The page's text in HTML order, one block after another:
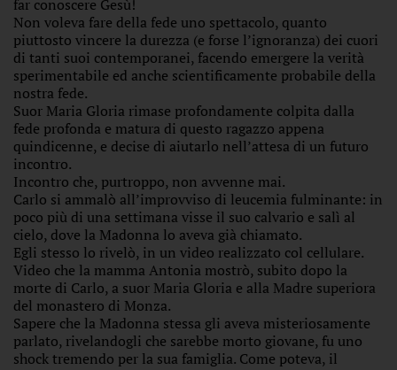
far conoscere Gesù!
Non voleva fare della fede uno spettacolo, quanto
piuttosto vincere la durezza (e forse l’ignoranza) dei cuori
di tanti suoi contemporanei, facendo emergere la verità
sperimentabile ed anche scientificamente probabile della
nostra fede.
Suor Maria Gloria rimase profondamente colpita dalla
fede profonda e matura di questo ragazzo appena
quindicenne, e decise di aiutarlo nell’attesa di un futuro
incontro.
Incontro che, purtroppo, non avvenne mai.
Carlo si ammalò all’improvviso di leucemia fulminante: in
poco più di una settimana visse il suo calvario e salì al
cielo, dove la Madonna lo aveva già chiamato.
Egli stesso lo rivelò, in un video realizzato col cellulare.
Video che la mamma Antonia mostrò, subito dopo la
morte di Carlo, a suor Maria Gloria e alla Madre superiora
del monastero di Monza.
Sapere che la Madonna stessa gli aveva misteriosamente
parlato, rivelandogli che sarebbe morto giovane, fu uno
shock tremendo per la sua famiglia. Come poteva, il